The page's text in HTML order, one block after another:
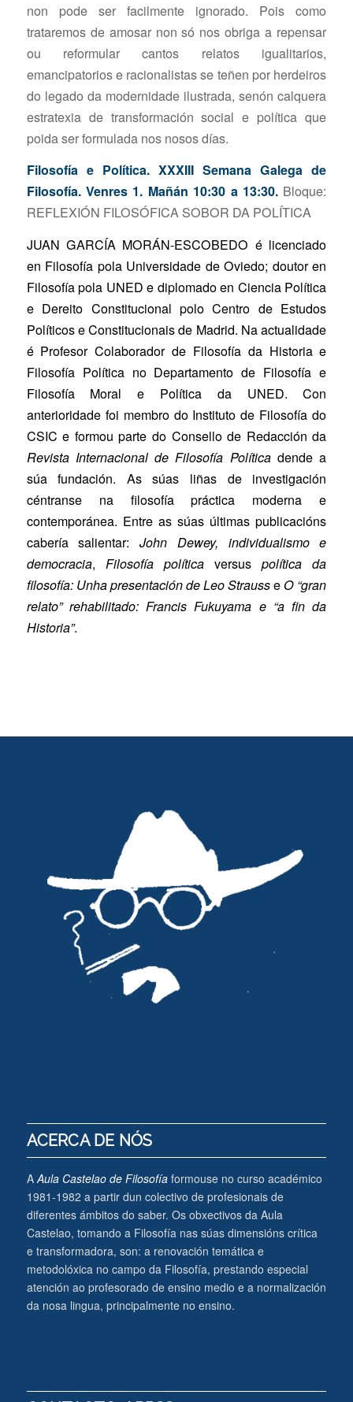
non pode ser facilmente ignorado. Pois como
trataremos de amosar non só nos obriga a repensar
ou reformular cantos relatos igualitarios,
emancipatorios e racionalistas se teñen por herdeiros
do legado da modernidade ilustrada, senón calquera
estratexia de transformación social e política que
poida ser formulada nos nosos días.
Filosofía e Política. XXXIII Semana Galega de
Filosofía. Venres 1. Mañán 10:30 a 13:30. Bloque:
REFLEXIÓN FILOSÓFICA SOBOR DA POLÍTICA
JUAN GARCÍA MORÁN-ESCOBEDO é licenciado
en Filosofía pola Universidade de Oviedo; doutor en
Filosofía pola UNED e diplomado en Ciencia Política
e Dereito Constitucional polo Centro de Estudos
Políticos e Constitucionais de Madrid. Na actualidade
é Profesor Colaborador de Filosofía da Historia e
Filosofía Política no Departamento de Filosofía e
Filosofía Moral e Política da UNED. Con
anterioridade foi membro do Instituto de Filosofía do
CSIC e formou parte do Consello de Redacción da
Revista Internacional de Filosofía Políticadende a
súa fundación. As súas liñas de investigación
céntranse na filosofía práctica moderna e
contemporánea. Entre as súas últimas publicacións
cabería salientar:John Dewey, individualismo e
democracia, Filosofía políticaversus política da
filosofía: Unha presentación de Leo Strausse O “gran
relato” rehabilitado: Francis Fukuyama e “a fin da
Historia”.
ACERCA DE NÓS
A Aula Castelao de Filosofíaformouse no curso académico
1981-1982 a partir dun colectivo de profesionais de
diferentes ámbitos do saber. Os obxectivos da Aula
Castelao, tomando a Filosofía nas súas dimensións crítica
e transformadora, son: a renovación temática e
metodolóxica no campo da Filosofía, prestando especial
atención ao profesorado de ensino medio e a normalización
da nosa lingua, principalmente no ensino.